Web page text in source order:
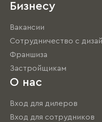
Бизнесу
Вакансии
Сотрудничество с
Франшиза
Застройщикам
О нас
Вход для дилеров
Вход для сотрудников